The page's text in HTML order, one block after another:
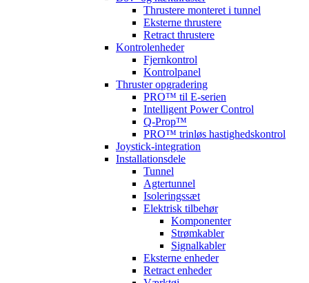
Thrustere monteret i tunnel
Eksterne thrustere
Retract thrustere
Kontrolenheder
Fjernkontrol
Kontrolpanel
Thruster opgradering
PRO™ til E-serien
Intelligent Power Control
Q-Prop™
PRO™ trinløs hastighedskontrol
Joystick-integration
Installationsdele
Tunnel
Agtertunnel
Isoleringssæt
Elektrisk tilbehør
Komponenter
Strømkabler
Signalkabler
Eksterne enheder
Retract enheder